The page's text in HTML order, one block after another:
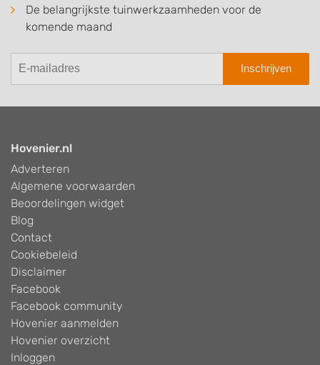
De belangrijkste tuinwerkzaamheden voor de
komende maand
Inschrijven
Hovenier.nl
Adverteren
Algemene voorwaarden
Beoordelingen widget
Blog
Contact
Cookiebeleid
Disclaimer
Facebook
Facebook community
Hovenier aanmelden
Hovenier overzicht
Inloggen